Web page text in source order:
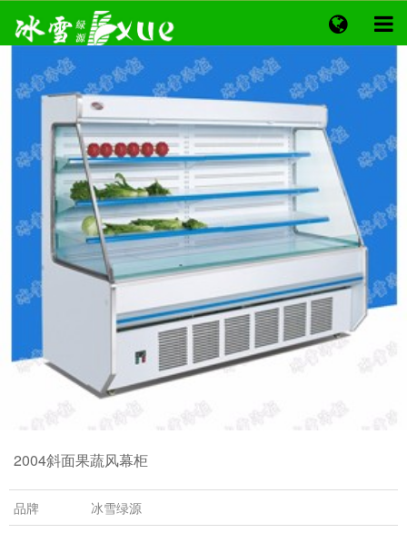
2004斜面果蔬风幕柜
品牌
冰雪绿源